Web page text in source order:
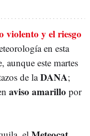
violento y el riesgo
en esta
aunque este martes
de laDANA;
aviso amarillo por